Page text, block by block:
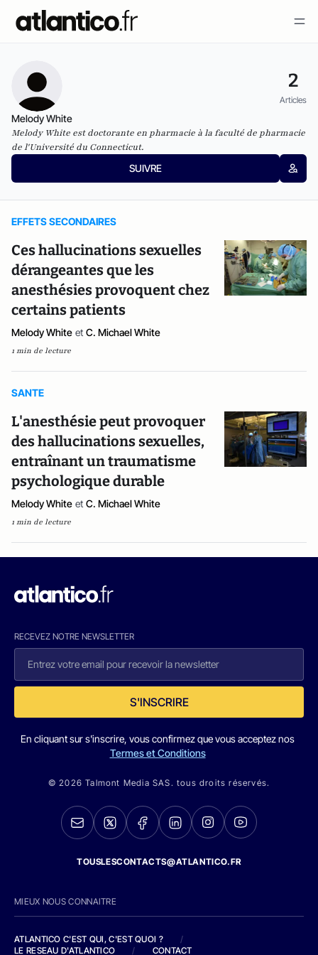
2
Articles
Melody White
Melody White est doctorante en pharmacie à la faculté de pharmacie
de l'Université du Connecticut.
SUIVRE
EFFETS SECONDAIRES
Ces hallucinations sexuelles
dérangeantes que les
anesthésies provoquent chez
certains patients
Melody White et C. Michael White
1 min de lecture
SANTE
L'anesthésie peut provoquer
des hallucinations sexuelles,
entraînant un traumatisme
psychologique durable
Melody White et C. Michael White
1 min de lecture
RECEVEZ NOTRE NEWSLETTER
S'INSCRIRE
En cliquant sur s'inscrire, vous confirmez que vous acceptez nos
Termes et Conditions
© 2026 Talmont Media SAS. tous droits réservés.
TOUSLESCONTACTS@ATLANTICO.FR
MIEUX NOUS CONNAITRE
ATLANTICO C'EST QUI, C'EST QUOI ?
/
LE RESEAU D'ATLANTICO
/ CONTACT